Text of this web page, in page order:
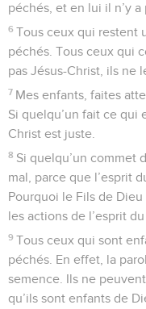
péchés, et en lui il n’y a
6 Tous ceux qui restent
péchés. Tous ceux qui
pas Jésus-Christ, ils ne
7 Mes enfants, faites
Si quelqu’un fait ce qui
Christ est juste.
8 Si quelqu’un commet
mal, parce que l’esprit
Pourquoi le Fils de
les actions de l’esprit du
9 Tous ceux qui sont
péchés. En effet, la
semence. Ils ne
qu’ils sont enfants de